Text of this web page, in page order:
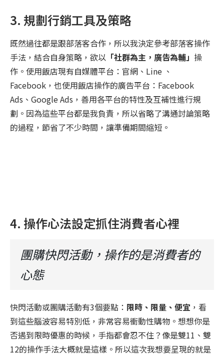
3. 規劃行銷工具及策略
既然過往都是跟部落客合作，所以我決定參考部落客操作
手法，結合自身策略，欲以 「社群為主，廣告為輔」 操
作。使用飯店現有自媒體平台：官網、Line 、
Facebook，也使用飯店操作的廣告平台：Facebook
Ads、Google Ads，善用各平台的特性及互補性進行規
劃。因為這些平台都是我負責，所以省略了溝通討論策略
的過程，節省了不少時間，讓準備期間縮短。
4. 操作心法設定抓住消費者心裡
團購快閃活動，操作的是消費者的
心態
快閃活動或團購活動有3個要點： 限時、限量、便宜 ，看
到這些腦波容易特別低，非常容易衝動性購物。想想你是
否遇到限時優惠的時候，手指都會忍不住？像是雙11、雙
12的操作手法大概就是這樣。所以這次我想要呈現的就是